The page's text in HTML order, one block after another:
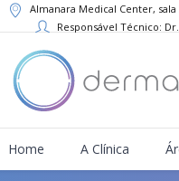
Almanara Medical Center, sala
Responsável Técnico:
Home A Clínica